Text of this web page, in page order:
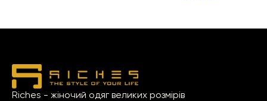
Riches - жіночий одяг великих розмірів